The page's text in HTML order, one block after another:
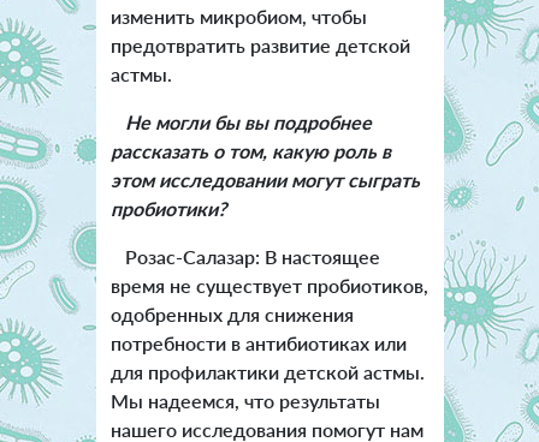
изменить микробиом, чтобы
предотвратить развитие детской
астмы.
Не могли бы вы подробнее
рассказать о том, какую роль в
этом исследовании могут сыграть
пробиотики?
Розас-Салазар: В настоящее
время не существует пробиотиков,
одобренных для снижения
потребности в антибиотиках или
для профилактики детской астмы.
Мы надеемся, что результаты
нашего исследования помогут нам